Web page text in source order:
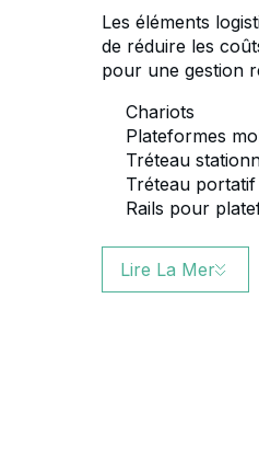
Les éléments
de réduire les
pour une gestion
Chariots
Plateformes
Tréteau
Tréteau portatif
Rails pour
Lire La Mer